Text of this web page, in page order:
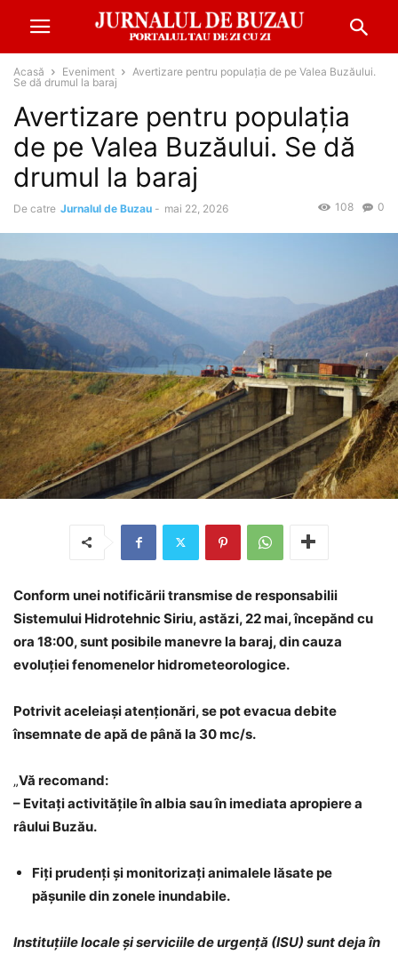
Acasă Eveniment
Avertizare pentru populația de pe Valea Buzăului.
Se dă drumul la baraj
Avertizare pentru populația
de pe Valea Buzăului. Se dă
drumul la baraj
De catre Jurnalul de Buzau - mai 22, 2026 0
108
Conform unei notificării transmise de responsabilii
Sistemului Hidrotehnic Siriu, astăzi, 22 mai, începănd cu
ora 18:00, sunt posibile manevre la baraj, din cauza
evoluției fenomenelor hidrometeorologice.
Potrivit aceleiași atenționări, se pot evacua debite
însemnate de apă de până la 30 mc/s.
„Vă recomand:
– Evitați activitățile în albia sau în imediata apropiere a
râului Buzău.
Fiți prudenți și monitorizați animalele lăsate pe
pășunile din zonele inundabile.
Instituțiile locale și serviciile de urgență (ISU) sunt deja în